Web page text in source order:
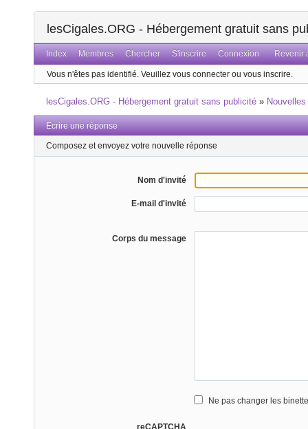
lesCigales.ORG - Hébergement gratuit sans
Index Membres Chercher S'inscrire Connexion Revenir
Vous n'êtes pas identifié. Veuillez vous connecter ou vous inscrire.
lesCigales.ORG - Hébergement gratuit sans publicité » Nouvelles
Ecrire une réponse
Composez et envoyez votre nouvelle réponse
Nom d'invité
E-mail d'invité
Corps du message
Ne pas changer les
reCAPTCHA